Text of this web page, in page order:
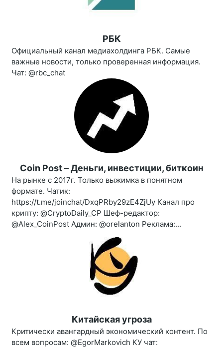
РБК
Официальный канал медиахолдинга РБК. Самые
важные новости, только проверенная информация.
Чат: @rbc_chat
Coin Post – Деньги, инвестиции, биткоин
На рынке с 2017г. Только выжимка в понятном
формате. Чатик:
https://t.me/joinchat/DxqPRby29zE4ZjUy Канал про
крипту: @CryptoDaily_CP Шеф-редактор:
@Alex_CoinPost Админ: @orelanton Реклама:...
Китайская угроза
Критически авангардный экономический контент. По
всем вопросам: @EgorMarkovich КУ чат: